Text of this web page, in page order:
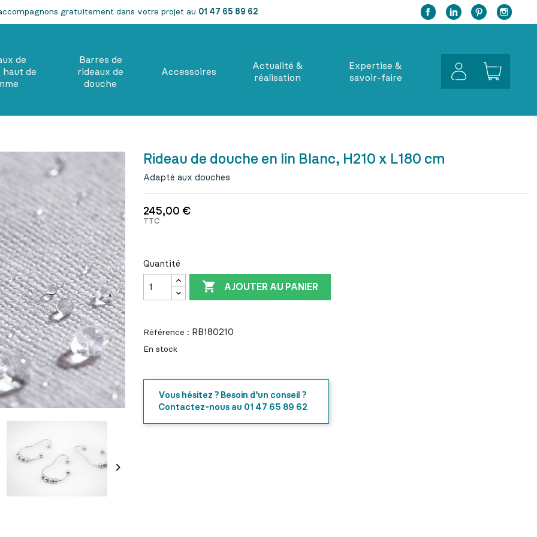
gratuitement dans votre projet au 01 47 65 89 62 Facebook
TwitterPinterest
de
haut de
Barres de
rideaux de
douche
Accessoires
Actualité &
réalisation
Expertise &
savoir-faire

Rideau de douche en lin Blanc, H210 x L180 cm
Adapté aux douches
245,00 €
TTC
Quantité
 AJOUTER AU PANIER
Référence : RB180210
En stock
Vous hésitez ? Besoin d’un conseil ?
Contactez-nous au 01 47 65 89 62